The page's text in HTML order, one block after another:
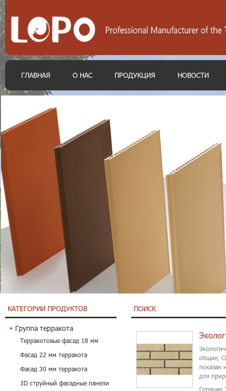
ГЛАВНАЯ О НАС ПРОДУКЦИЯ НОВОСТИ
КАТЕГОРИИ ПРОДУКТОВ
Группа терракота
Терракотовые фасад 18 мм
Фасад 22 мм терракота
Фасад 30 мм терракота
3D струйный фасадные панели
ПОИСК
общие,
показан
для
Горячие